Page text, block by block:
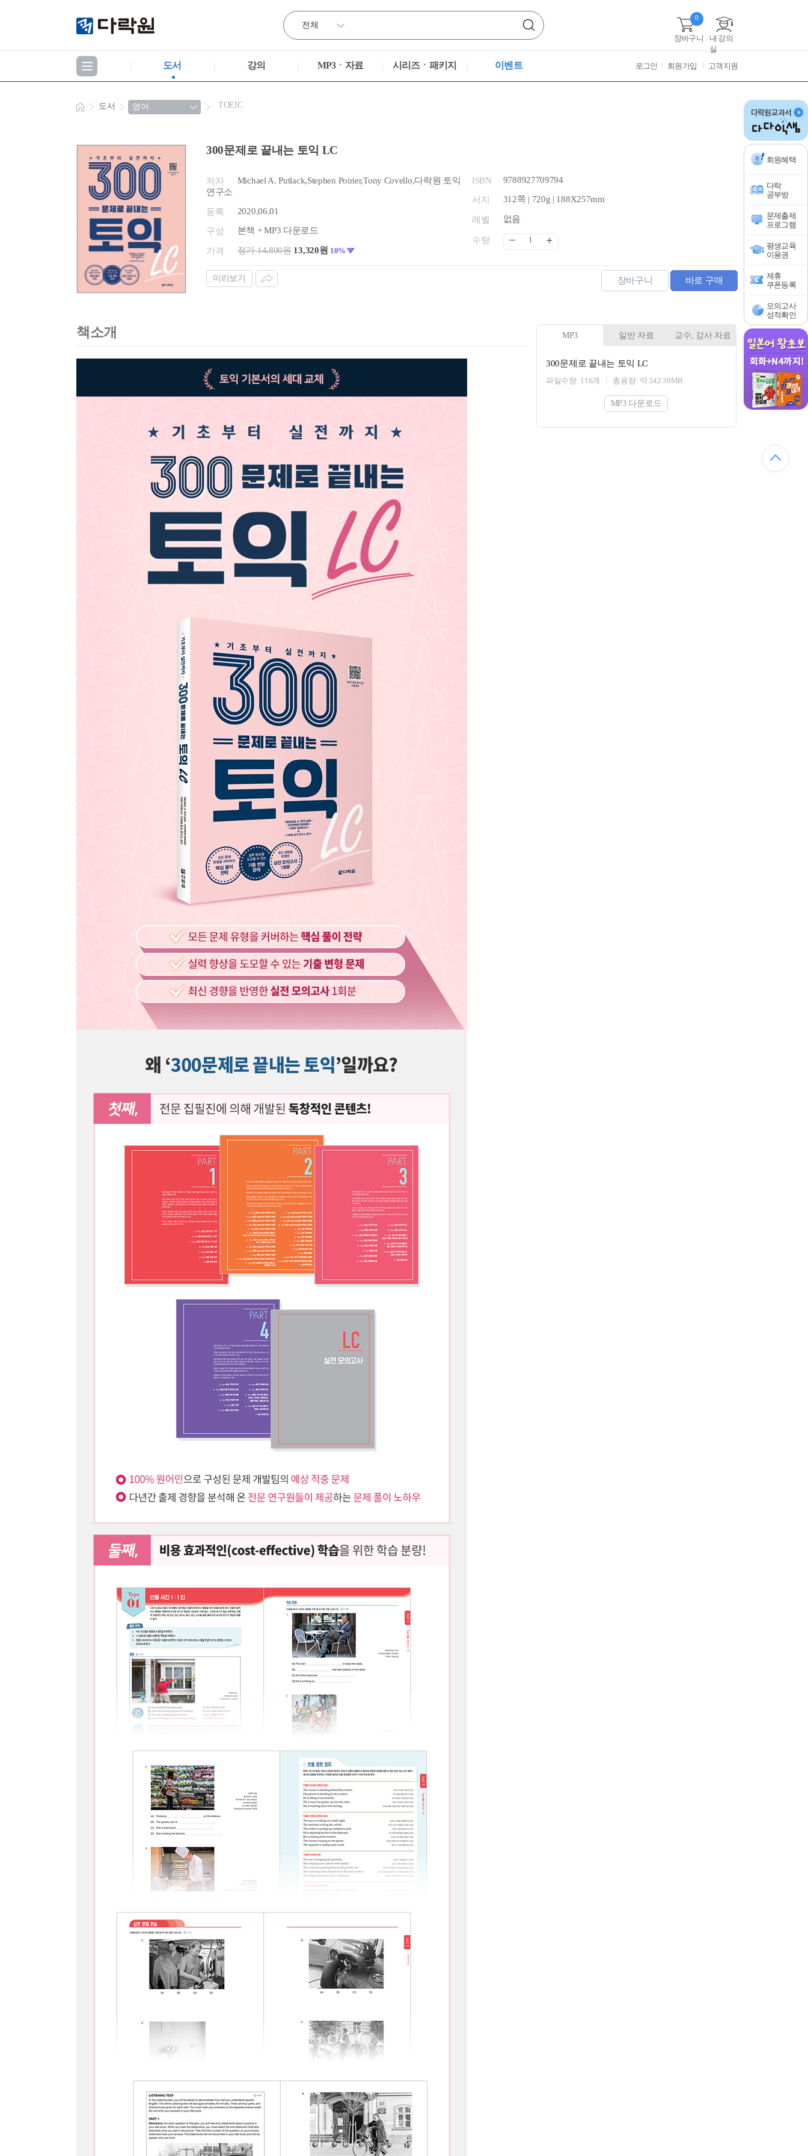
장바구니
0
내 강의
실
도서 강의 MP3ㆍ자료 시리즈ㆍ패키지 이벤트 로그인 회원가입 고객지원
회원혜택
다락
공부방
문제출제
프로그램
평생교육
이용권
제휴
쿠폰등록
모의고사
성적확인
도서 TOEIC
300문제로 끝내는 토익 LC
저자
Michael A. Putlack,Stephen Poirier,Tony Covello,다락원 토익
연구소
등록 2020.06.01
구성 본책 + MP3 다운로드
가격 정가 14,800원 13,320원 10%
ISBN 9788927709794
서지 312쪽 | 720g | 188X257mm
레벨 없음
수량
미리보기 장바구니 바로 구매
책소개 MP3 일반 자료 교수, 강사 자료
300문제로 끝내는 토익 LC
파일수량: 116개 총용량: 약 342.39MB
MP3 다운로드